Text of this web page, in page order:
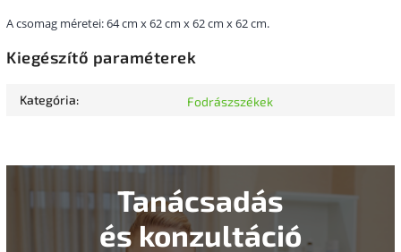
A csomag méretei: 64 cm x 62 cm x 62 cm x 62 cm.
Kiegészítő paraméterek
Kategória: Fodrászszékek
Tanácsadás
és konzultáció